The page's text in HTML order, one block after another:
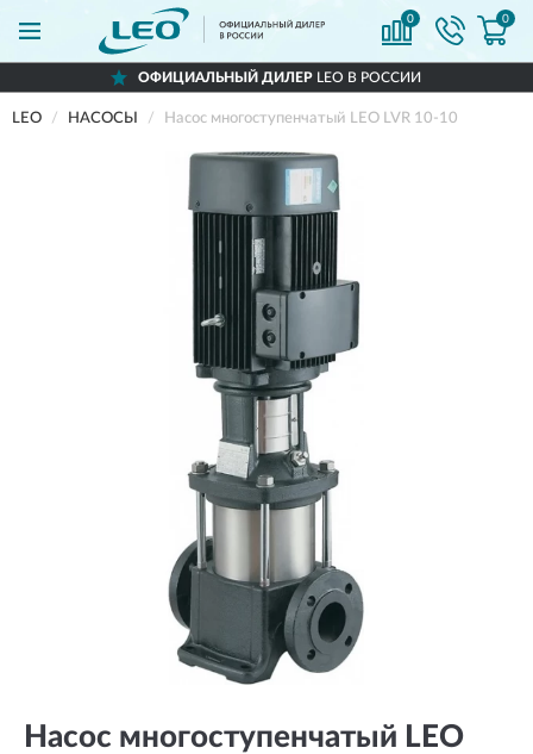
0 0
ОФИЦИАЛЬНЫЙ ДИЛЕРLEO В РОССИИ
LEO НАСОСЫ Насос многоступенчатый LEO LVR 10-10
Насос многоступенчатый LEO